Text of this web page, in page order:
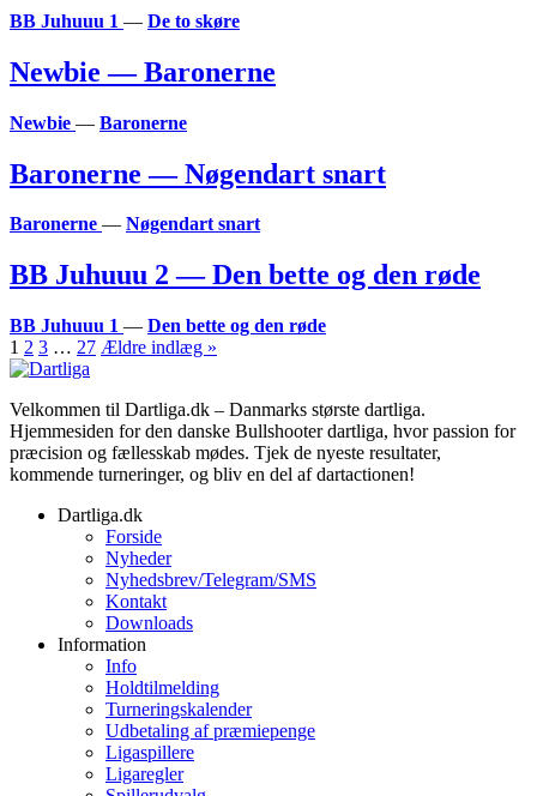
BB Juhuuu 1 — De to skøre
Newbie — Baronerne
Newbie — Baronerne
Baronerne — Nøgendart snart
Baronerne — Nøgendart snart
BB Juhuuu 2 — Den bette og den røde
BB Juhuuu 1 — Den bette og den røde
Indlægsinddeling
1 2 3 … 27 Ældre indlæg »
Velkommen til Dartliga.dk – Danmarks største dartliga.
Hjemmesiden for den danske Bullshooter dartliga, hvor passion for
præcision og fællesskab mødes. Tjek de nyeste resultater,
kommende turneringer, og bliv en del af dartactionen!
Dartliga.dk
Forside
Nyheder
Nyhedsbrev/Telegram/SMS
Kontakt
Downloads
Information
Info
Holdtilmelding
Turneringskalender
Udbetaling af præmiepenge
Ligaspillere
Ligaregler